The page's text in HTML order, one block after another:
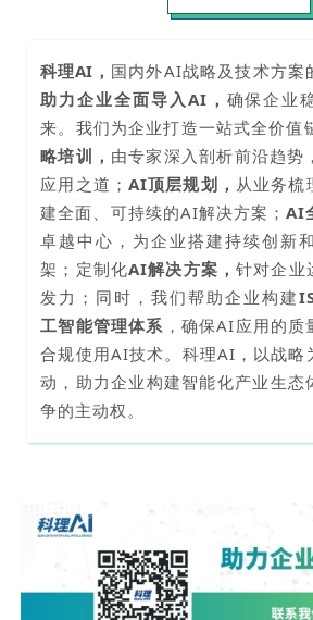
科理AI， 国内外AI战略及技术方案
助力企业全面导入AI， 确保企业
来。我们为企业打造一站式全价值
略培训， 由专家深入剖析前沿趋势
应用之道； AI顶层规划， 从业务梳
建全面、可持续的AI解决方案；AI
卓越中心，为企业搭建持续创新
架；定制化AI解决方案，针对企业
发力；同时，我们帮助企业构建
工智能管理体系 ，确保AI应用的质
合规使用AI技术。科理AI，以战略
动，助力企业构建智能化产业生态
争的主动权。